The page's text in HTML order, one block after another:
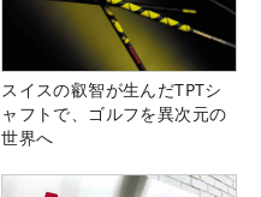
スイスの叡智が生んだTPTシ
ャフトで、ゴルフを異次元の
世界へ